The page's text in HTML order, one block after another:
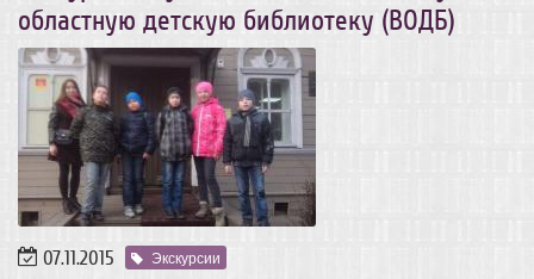
областную детскую библиотеку (ВОДБ)
07.11.2015 Экскурсии